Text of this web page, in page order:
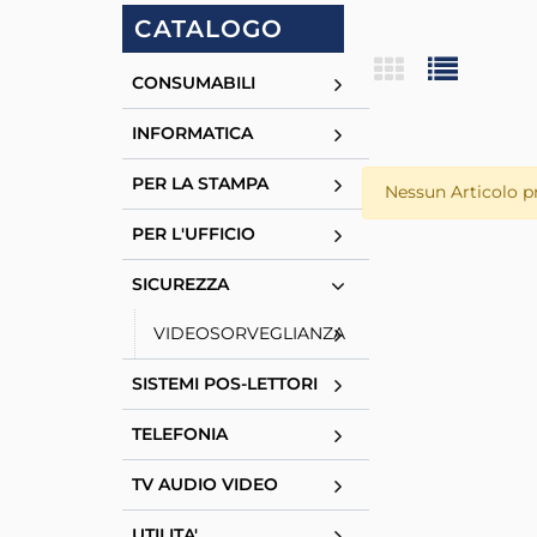
CATALOGO
CONSUMABILI
INFORMATICA
PER LA STAMPA
PER L'UFFICIO
SICUREZZA
VIDEOSORVEGLIANZA
SISTEMI POS-LETTORI
TELEFONIA
TV AUDIO VIDEO
Nessun Articolo